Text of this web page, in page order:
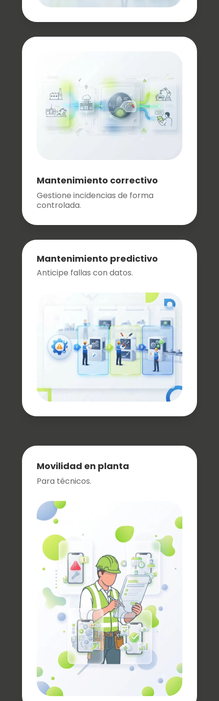
Mantenimiento correctivo
Gestione incidencias de forma
controlada.
Mantenimiento predictivo
Anticipe fallas con datos.
Movilidad en planta
Para técnicos.